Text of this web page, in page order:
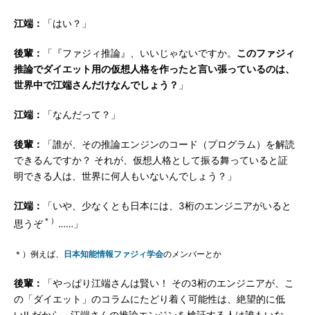
江端： 「はい？」
後輩： 「『ファジィ推論』、いいじゃないですか。 このファジィ
推論でダイエット用の仮想人格を作ったと言い張っているのは、
世界中で江端さんだけなんでしょう？ 」
江端： 「なんだって？」
後輩：
「誰が、その推論エンジンのコード（プログラム）を解読
できるんですか？ それが、仮想人格として振る舞っていると証
明できる人は、世界に何人もいないんでしょう？」
江端：
「いや、少なくとも日本には、3桁のエンジニアがいると
思うぞ＊） ……」
＊）例えば、 日本知能情報ファジィ学会のメンバーとか
後輩：
「やっぱり江端さんは賢い！ その3桁のエンジニアが、こ
の「ダイエット」のコラムにたどり着く可能性は、絶望的に低